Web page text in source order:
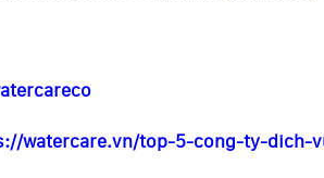
watercare.vn/top-5-cong-ty-